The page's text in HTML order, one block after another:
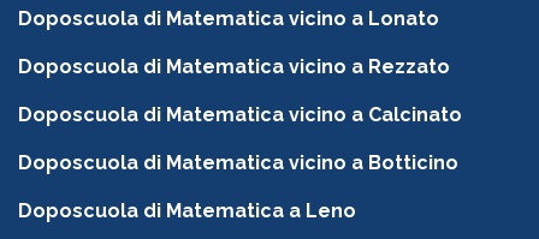
Doposcuola di Matematica vicino a Lonato
Doposcuola di Matematica vicino a Rezzato
Doposcuola di Matematica vicino a Calcinato
Doposcuola di Matematica vicino a Botticino
Doposcuola di Matematica a Leno